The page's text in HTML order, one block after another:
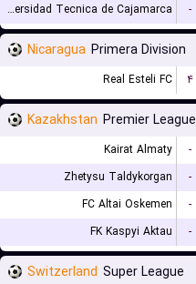
Universidad Tecnica de Cajamarca
-
Nicaragua Primera Division
Real Esteli FC ۴
Kazakhstan Premier League
Kairat Almaty -
Zhetysu Taldykorgan
-
FC Altai Oskemen
-
FK Kaspyi Aktau
-
Switzerland Super League